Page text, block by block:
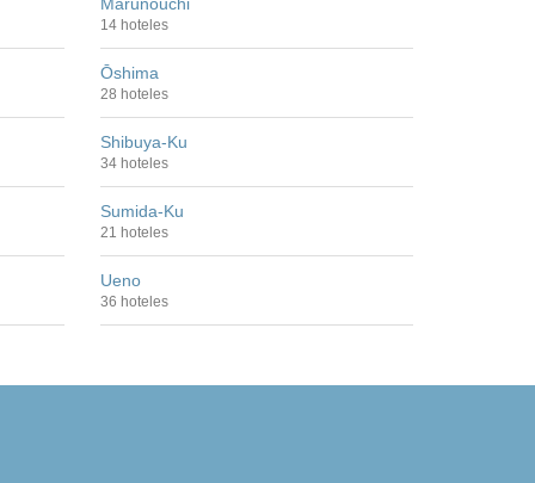
Marunouchi
14 hoteles
Ōshima
28 hoteles
Shibuya-Ku
34 hoteles
Sumida-Ku
21 hoteles
Ueno
36 hoteles